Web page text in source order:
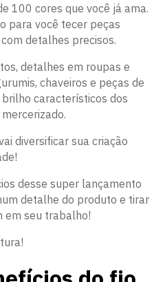
100 cores que você já ama.
para você tecer peças
detalhes precisos.
detalhes em roupas e
chaveiros e peças de
característicos dos
diversificar sua criação
desse super lançamento
detalhe do produto e tirar
em seu trabalho!